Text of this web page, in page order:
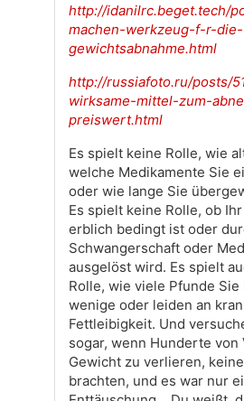
http://idanilrc.beget.tech/
machen-werkzeug-f-r-die-
gewichtsabnahme.html
http://russiafoto.ru/posts/
wirksame-mittel-zum-
preiswert.html
Es spielt keine Rolle, wie
welche Medikamente Sie
oder wie lange Sie
Es spielt keine Rolle, ob
erblich bedingt ist oder
Schwangerschaft oder
ausgelöst wird. Es spielt
Rolle, wie viele Pfunde Sie
wenige oder leiden an
Fettleibigkeit. Und
sogar, wenn Hunderte von
Gewicht zu verlieren,
brachten, und es war nur